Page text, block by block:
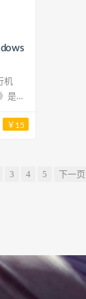
绪
。化身
￥15
3 4 5 下一页